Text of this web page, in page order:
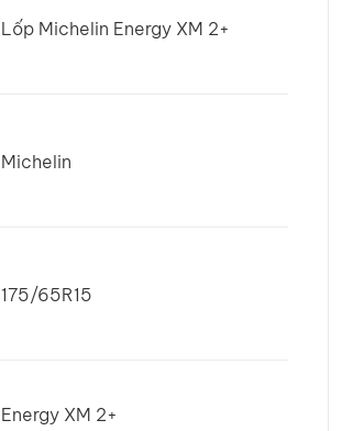
Lốp Michelin Energy XM 2+
Michelin
175/65R15
Energy XM 2+